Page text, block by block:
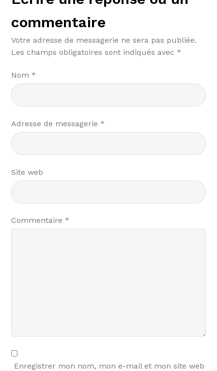
commentaire
Votre adresse de messagerie ne sera pas publiée.
Les champs obligatoires sont indiqués avec *
Nom *
Adresse de messagerie *
Site web
Commentaire *
Enregistrer mon nom, mon e-mail et mon site web